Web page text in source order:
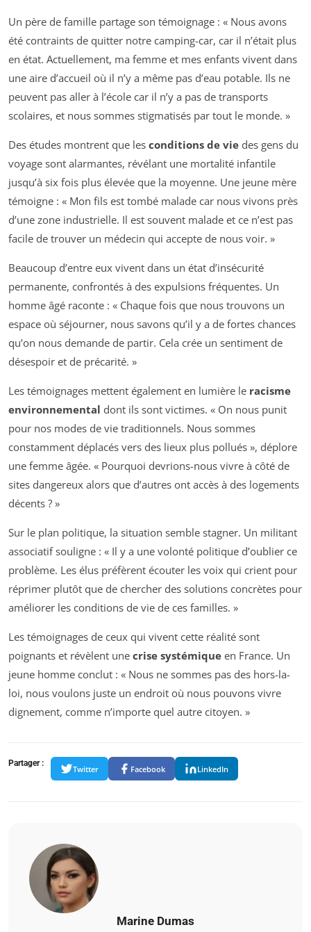
Un père de famille partage son témoignage : « Nous avons
été contraints de quitter notre camping-car, car il n’était plus
en état. Actuellement, ma femme et mes enfants vivent dans
une aire d’accueil où il n’y a même pas d’eau potable. Ils ne
peuvent pas aller à l’école car il n’y a pas de transports
scolaires, et nous sommes stigmatisés par tout le monde. »
Des études montrent que les conditions de vie des gens du
voyage sont alarmantes, révélant une mortalité infantile
jusqu’à six fois plus élevée que la moyenne. Une jeune mère
témoigne : « Mon fils est tombé malade car nous vivons près
d’une zone industrielle. Il est souvent malade et ce n’est pas
facile de trouver un médecin qui accepte de nous voir. »
Beaucoup d’entre eux vivent dans un état d’insécurité
permanente, confrontés à des expulsions fréquentes. Un
homme âgé raconte : « Chaque fois que nous trouvons un
espace où séjourner, nous savons qu’il y a de fortes chances
qu’on nous demande de partir. Cela crée un sentiment de
désespoir et de précarité. »
Les témoignages mettent également en lumière le racisme
environnemental dont ils sont victimes. « On nous punit
pour nos modes de vie traditionnels. Nous sommes
constamment déplacés vers des lieux plus pollués », déplore
une femme âgée. « Pourquoi devrions-nous vivre à côté de
sites dangereux alors que d’autres ont accès à des logements
décents ? »
Sur le plan politique, la situation semble stagner. Un militant
associatif souligne : « Il y a une volonté politique d’oublier ce
problème. Les élus préfèrent écouter les voix qui crient pour
réprimer plutôt que de chercher des solutions concrètes pour
améliorer les conditions de vie de ces familles. »
Les témoignages de ceux qui vivent cette réalité sont
poignants et révèlent une crise systémique en France. Un
jeune homme conclut : « Nous ne sommes pas des hors-la-
loi, nous voulons juste un endroit où nous pouvons vivre
dignement, comme n’importe quel autre citoyen. »
Partager :
Twitter Facebook LinkedIn
Marine Dumas